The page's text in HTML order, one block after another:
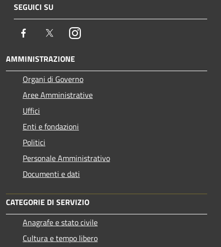
SEGUICI SU
Facebook TwitterInstagram
AMMINISTRAZIONE
Organi di Governo
Aree Amministrative
Uffici
Enti e fondazioni
Politici
Personale Amministrativo
Documenti e dati
CATEGORIE DI SERVIZIO
Anagrafe e stato civile
Cultura e tempo libero